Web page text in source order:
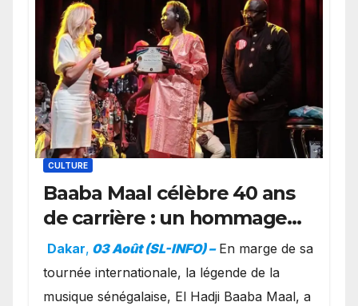
CULTURE
Baaba Maal célèbre 40 ans
de carrière : un hommage
exceptionnel à Oslo en
présence de la famille
royale.
Dakar, 03 Août (SL-INFO) – ​En marge de sa
tournée internationale, la légende de la
musique sénégalaise, El Hadji Baaba Maal, a